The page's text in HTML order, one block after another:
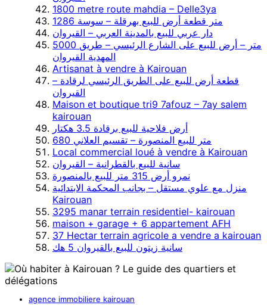
1800 metre route mahdia – Delle3ya
1286 متر قطعة أرض للبيع بهرقلة – سوسة
دار عربي للبيع بالمدينة العربي – القيروان
5000 متر – أرض للبيع على الشارع الرئيسي – طريق
المهدية القيروان
Artisanat à vendre à Kairouan
قطعة أرض للبيع على الطريق الرئيسي لرقادة –
القيروان
Maison et boutique tri9 7afouz – 7ay salem
kairouan
أرض فلاحية للبيع برقادة 3.5 هكتار
680 متر للبيع المنصورة – تقسيم العلاني
Local commercial loué à vendre à Kairouan
سانية للبيع بالقطرانية – القيروان
نمرو أرض 315 متر للبيع بالمنصورة
منزل مع علوي مستقل – بجانب المحكمة الابتدائية
Kairouan
3295 manar terrain residentiel- kairouan
maison + garage + 6 appartement AFH
37 Hectar terrain agricole a vendre a kairouan
سانية زيتون للبيع بالقيروان 5 هك
agence immobiliere kairouan